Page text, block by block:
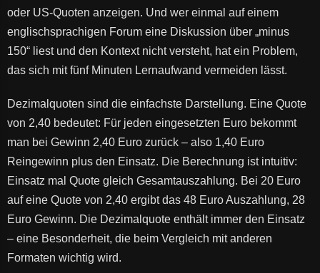
oder US-Quoten anzeigen. Und wer einmal auf einem
englischsprachigen Forum eine Diskussion über „minus
150“ liest und den Kontext nicht versteht, hat ein Problem,
das sich mit fünf Minuten Lernaufwand vermeiden lässt.
Dezimalquoten sind die einfachste Darstellung. Eine Quote
von 2,40 bedeutet: Für jeden eingesetzten Euro bekommt
man bei Gewinn 2,40 Euro zurück – also 1,40 Euro
Reingewinn plus den Einsatz. Die Berechnung ist intuitiv:
Einsatz mal Quote gleich Gesamtauszahlung. Bei 20 Euro
auf eine Quote von 2,40 ergibt das 48 Euro Auszahlung, 28
Euro Gewinn. Die Dezimalquote enthält immer den Einsatz
– eine Besonderheit, die beim Vergleich mit anderen
Formaten wichtig wird.